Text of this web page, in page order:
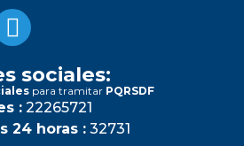
sociales:
para tramitar PQRSDF
: 22265721
24 horas : 32731